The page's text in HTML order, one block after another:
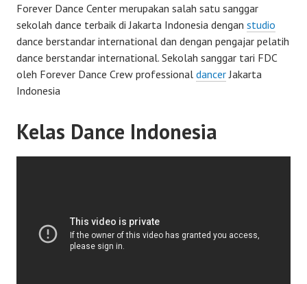
Forever Dance Center merupakan salah satu sanggar
sekolah dance terbaik di Jakarta Indonesia dengan studio
dance berstandar international dan dengan pengajar pelatih
dance berstandar international. Sekolah sanggar tari FDC
oleh Forever Dance Crew professional dancerJakarta
Indonesia
Kelas Dance Indonesia